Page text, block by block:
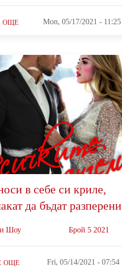
ОЩЕ Mon, 05/17/2021 - 11:25
в себе си криле,
да бъдат разперени
Шоу Брой 5 2021
ОЩЕ Fri, 05/14/2021 - 07:54